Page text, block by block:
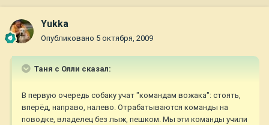
Yukka
Опубликовано 5 октября, 2009
Таня с Олли сказал:
В первую очередь собаку учат "командам вожака": стоять,
вперёд, направо, налево. Отрабатываются команды на
поводке, владелец без лыж, пешком. Мы эти команды учили